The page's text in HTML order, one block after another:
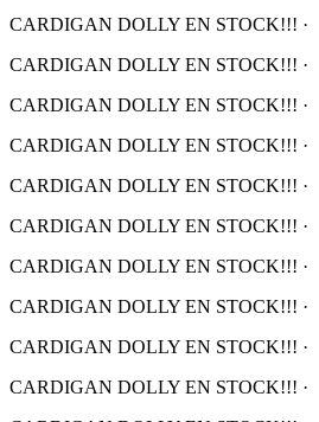
CARDIGAN DOLLY EN STOCK!!! ·
CARDIGAN DOLLY EN STOCK!!! ·
CARDIGAN DOLLY EN STOCK!!! ·
CARDIGAN DOLLY EN STOCK!!! ·
CARDIGAN DOLLY EN STOCK!!! ·
CARDIGAN DOLLY EN STOCK!!! ·
CARDIGAN DOLLY EN STOCK!!! ·
CARDIGAN DOLLY EN STOCK!!! ·
CARDIGAN DOLLY EN STOCK!!! ·
CARDIGAN DOLLY EN STOCK!!! ·